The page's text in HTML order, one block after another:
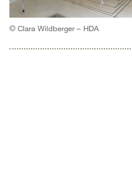
© Clara Wildberger – HDA